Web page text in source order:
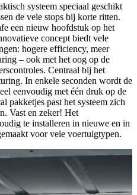
systeem speciaal geschikt
de vele stops bij korte ritten.
een nieuw hoofdstuk op het
concept biedt vele
hogere efficiency, meer
– ook met het oog op de
Centraal bij het
In enkele seconden wordt de
eenvoudig met één druk op de
pakketjes past het systeem zich
Vast en zeker! Het
te installeren in nieuwe en in
voor vele voertuigtypen.